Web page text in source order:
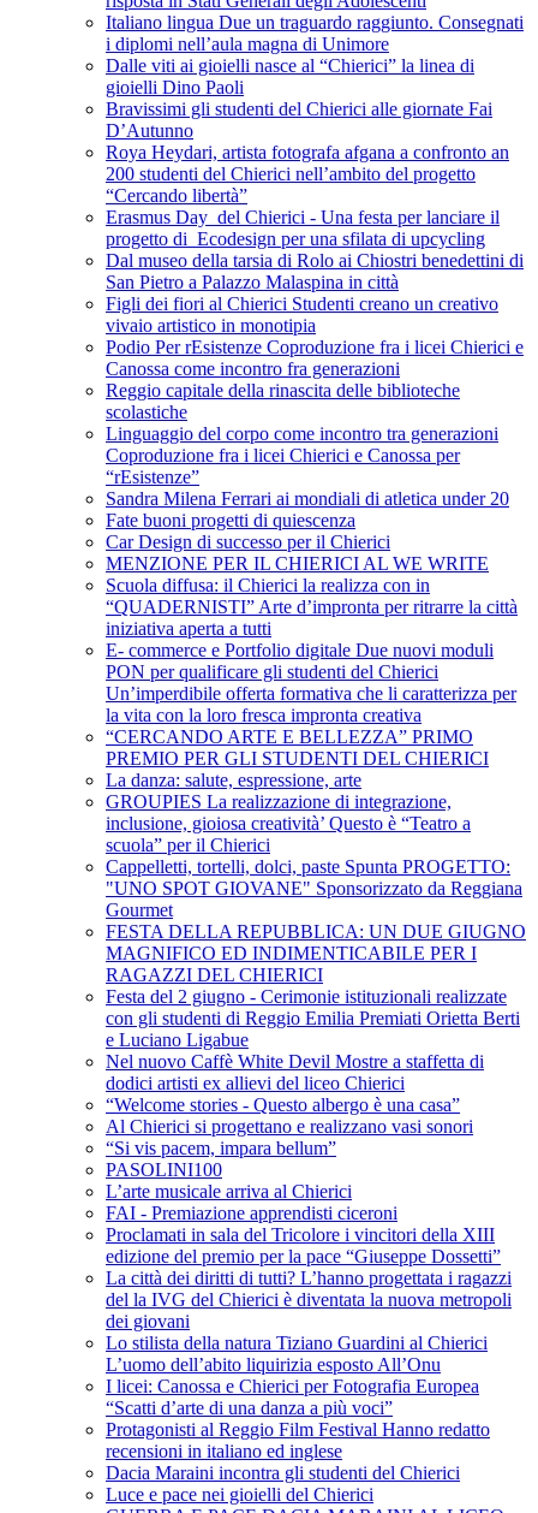
Italiano lingua Due un traguardo raggiunto. Consegnati
i diplomi nell’aula magna di Unimore
Dalle viti ai gioielli nasce al “Chierici” la linea di
gioielli Dino Paoli
Bravissimi gli studenti del Chierici alle giornate Fai
D’Autunno
Roya Heydari, artista fotografa afgana a confronto an
200 studenti del Chierici nell’ambito del progetto
“Cercando libertà”
Erasmus Day del Chierici - Una festa per lanciare il
progetto di Ecodesign per una sfilata di upcycling
Dal museo della tarsia di Rolo ai Chiostri benedettini di
San Pietro a Palazzo Malaspina in città
Figli dei fiori al Chierici Studenti creano un creativo
vivaio artistico in monotipia
Podio Per rEsistenze Coproduzione fra i licei Chierici e
Canossa come incontro fra generazioni
Reggio capitale della rinascita delle biblioteche
scolastiche
Linguaggio del corpo come incontro tra generazioni
Coproduzione fra i licei Chierici e Canossa per
“rEsistenze”
Sandra Milena Ferrari ai mondiali di atletica under 20
Fate buoni progetti di quiescenza
Car Design di successo per il Chierici
MENZIONE PER IL CHIERICI AL WE WRITE
Scuola diffusa: il Chierici la realizza con in
“QUADERNISTI” Arte d’impronta per ritrarre la città
iniziativa aperta a tutti
E- commerce e Portfolio digitale Due nuovi moduli
PON per qualificare gli studenti del Chierici
Un’imperdibile offerta formativa che li caratterizza per
la vita con la loro fresca impronta creativa
“CERCANDO ARTE E BELLEZZA” PRIMO
PREMIO PER GLI STUDENTI DEL CHIERICI
La danza: salute, espressione, arte
GROUPIES La realizzazione di integrazione,
inclusione, gioiosa creatività’ Questo è “Teatro a
scuola” per il Chierici
Cappelletti, tortelli, dolci, paste Spunta PROGETTO:
"UNO SPOT GIOVANE" Sponsorizzato da Reggiana
Gourmet
FESTA DELLA REPUBBLICA: UN DUE GIUGNO
MAGNIFICO ED INDIMENTICABILE PER I
RAGAZZI DEL CHIERICI
Festa del 2 giugno - Cerimonie istituzionali realizzate
con gli studenti di Reggio Emilia Premiati Orietta Berti
e Luciano Ligabue
Nel nuovo Caffè White Devil Mostre a staffetta di
dodici artisti ex allievi del liceo Chierici
“Welcome stories - Questo albergo è una casa”
Al Chierici si progettano e realizzano vasi sonori
“Si vis pacem, impara bellum”
PASOLINI100
L’arte musicale arriva al Chierici
FAI - Premiazione apprendisti ciceroni
Proclamati in sala del Tricolore i vincitori della XIII
edizione del premio per la pace “Giuseppe Dossetti”
La città dei diritti di tutti? L’hanno progettata i ragazzi
del la IVG del Chierici è diventata la nuova metropoli
dei giovani
Lo stilista della natura Tiziano Guardini al Chierici
L’uomo dell’abito liquirizia esposto All’Onu
I licei: Canossa e Chierici per Fotografia Europea
“Scatti d’arte di una danza a più voci”
Protagonisti al Reggio Film Festival Hanno redatto
recensioni in italiano ed inglese
Dacia Maraini incontra gli studenti del Chierici
Luce e pace nei gioielli del Chierici